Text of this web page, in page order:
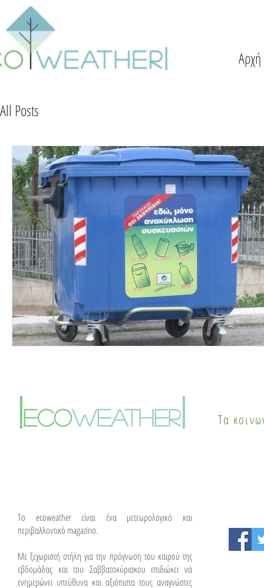
Αρχή
All Posts
ecoweather| Τα
To ecoweather είναι ένα μετεωρολογικό και
περιβαλλοντικό magazino.
Με ξεχωριστή στήλη για την πρόγνωση του καιρού της
εβδομάδας και του Σαββατοκύριακου επιδιώκει να
ενημερώνει υπεύθυνα και αξιόπιστα τους αναγνώστες